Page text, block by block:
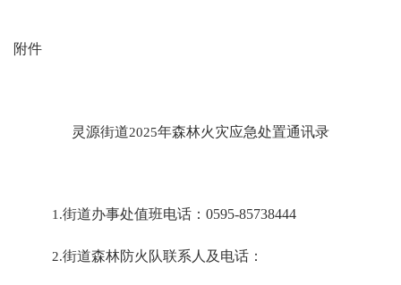
附件
灵源街道2025年森林火灾应急处置通讯录
1.街道办事处值班电话： 0595-85738444
2.街道森林防火队联系人及电话：